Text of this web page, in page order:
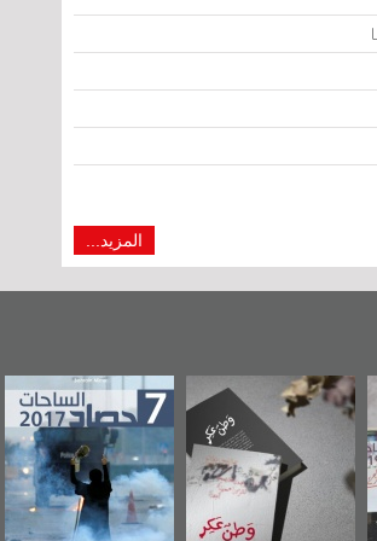
المزيد...
حصاد 2017
عاشوراء البحرين...
ويكيليكس السفارة
الأمريكية